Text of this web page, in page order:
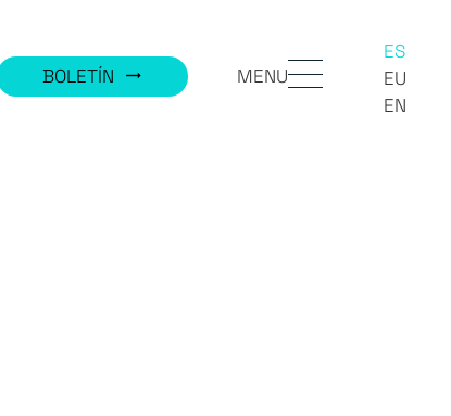
BOLETÍN trending_flat MENU
ES
EU
EN